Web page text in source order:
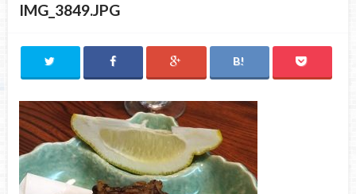
IMG_3849.JPG